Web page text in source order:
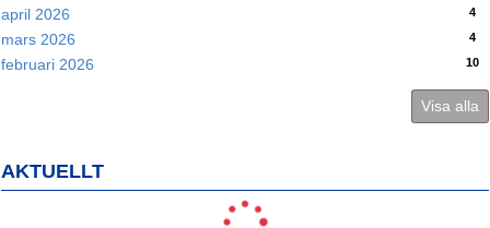
april 2026 4
mars 2026 4
februari 2026 10
Visa alla
AKTUELLT